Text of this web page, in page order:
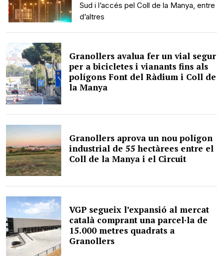
Sud i l’accés pel Coll de la Manya, entre
d’altres
Granollers avalua fer un vial segur
per a bicicletes i vianants fins als
polígons Font del Ràdium i Coll de
la Manya
Granollers aprova un nou polígon
industrial de 55 hectàrees entre el
Coll de la Manya i el Circuit
VGP segueix l’expansió al mercat
català comprant una parcel·la de
15.000 metres quadrats a
Granollers